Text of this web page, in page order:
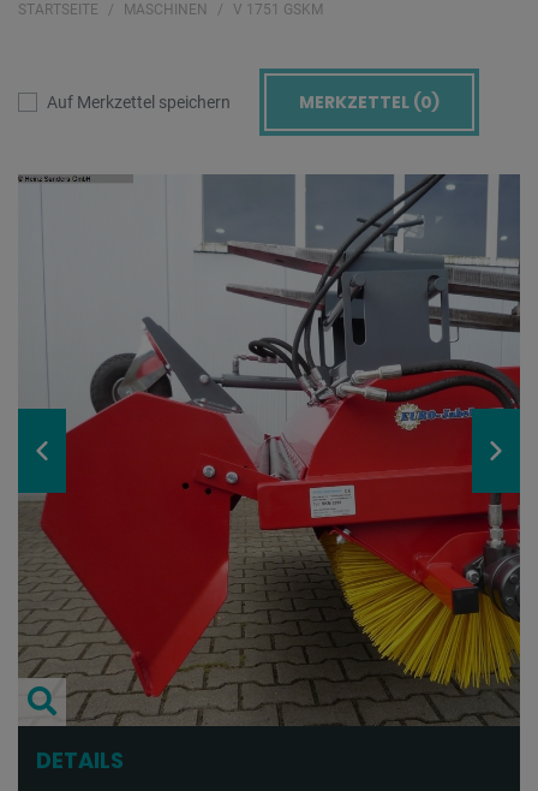
STARTSEITE MASCHINEN V 1751 GSKM
Auf Merkzettel speichern MERKZETTEL (0)
DETAILS